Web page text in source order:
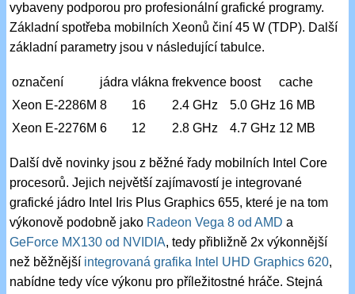
vybaveny podporou pro profesionální grafické programy.
Základní spotřeba mobilních Xeonů činí 45 W (TDP). Další
základní parametry jsou v následující tabulce.
označení jádra vlákna frekvence boost
cache
Xeon E-2286M 8 16 2.4 GHz 5.0 GHz 16 MB
Xeon E-2276M 6 12 2.8 GHz 4.7 GHz 12 MB
Další dvě novinky jsou z běžné řady mobilních Intel Core
procesorů. Jejich největší zajímavostí je integrované
grafické jádro Intel Iris Plus Graphics 655, které je na tom
výkonově podobně jako Radeon Vega 8 od AMD a
GeForce MX130 od NVIDIA, tedy přibližně 2x výkonnější
než běžnější integrovaná grafika Intel UHD Graphics 620,
nabídne tedy více výkonu pro příležitostné hráče. Stejná